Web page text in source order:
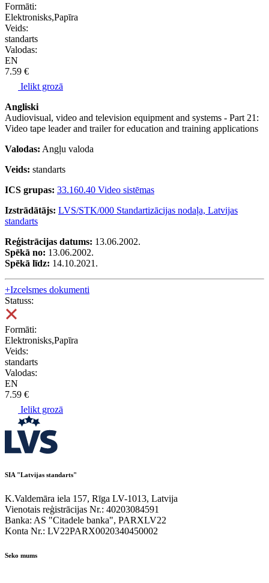
Formāti:
Elektronisks,Papīra
Veids:
standarts
Valodas:
EN
7.59 €
Ielikt grozā
Angliski
Audiovisual, video and television equipment and systems - Part 21:
Video tape leader and trailer for education and training applications
Valodas: Angļu valoda
Veids: standarts
ICS grupas: 33.160.40 Video sistēmas
Izstrādātājs: LVS/STK/000 Standartizācijas nodaļa, Latvijas
standarts
Reģistrācijas datums: 13.06.2002.
Spēkā no: 13.06.2002.
Spēkā līdz: 14.10.2021.
+Izcelsmes dokumenti
Statuss:
Formāti:
Elektronisks,Papīra
Veids:
standarts
Valodas:
EN
7.59 €
Ielikt grozā
SIA "Latvijas standarts"
K.Valdemāra iela 157, Rīga LV-1013, Latvija
Vienotais reģistrācijas Nr.: 40203084591
Banka: AS "Citadele banka", PARXLV22
Konta Nr.: LV22PARX0020340450002
Seko mums